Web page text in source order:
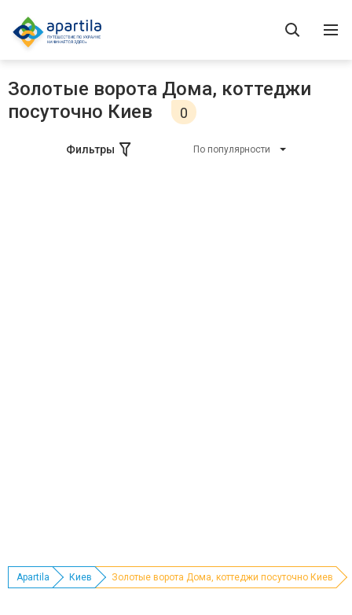
Золотые ворота Дома, коттеджи
посуточно Киев
0
Фильтры По популярности
Apartila Киев Золотые ворота Дома, коттеджи посуточно Киев